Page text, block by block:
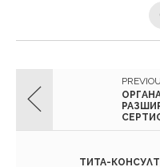
ТИТА-